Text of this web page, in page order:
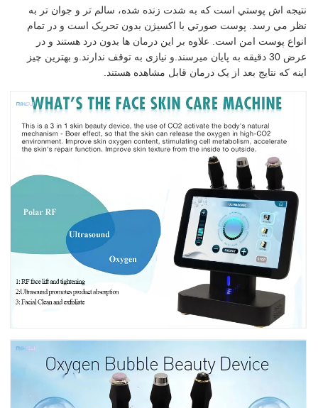
نتيجه اش پوستي است که به شدت زنده شده، سالم تر و جوان تر به
نظر مي رسد. پوست صورتي با اکسيژن بدون تحریک است و در تمام
انواع پوست امن است. علاوه بر اين درمان ها بدون درد هستند و در
عرض 30 دقيقه به پايان ميرسند.و نیازی به توقف ندارند.و بهترین چیز
اینه که نتایج بعد از یک درمان قابل مشاهده هستند.